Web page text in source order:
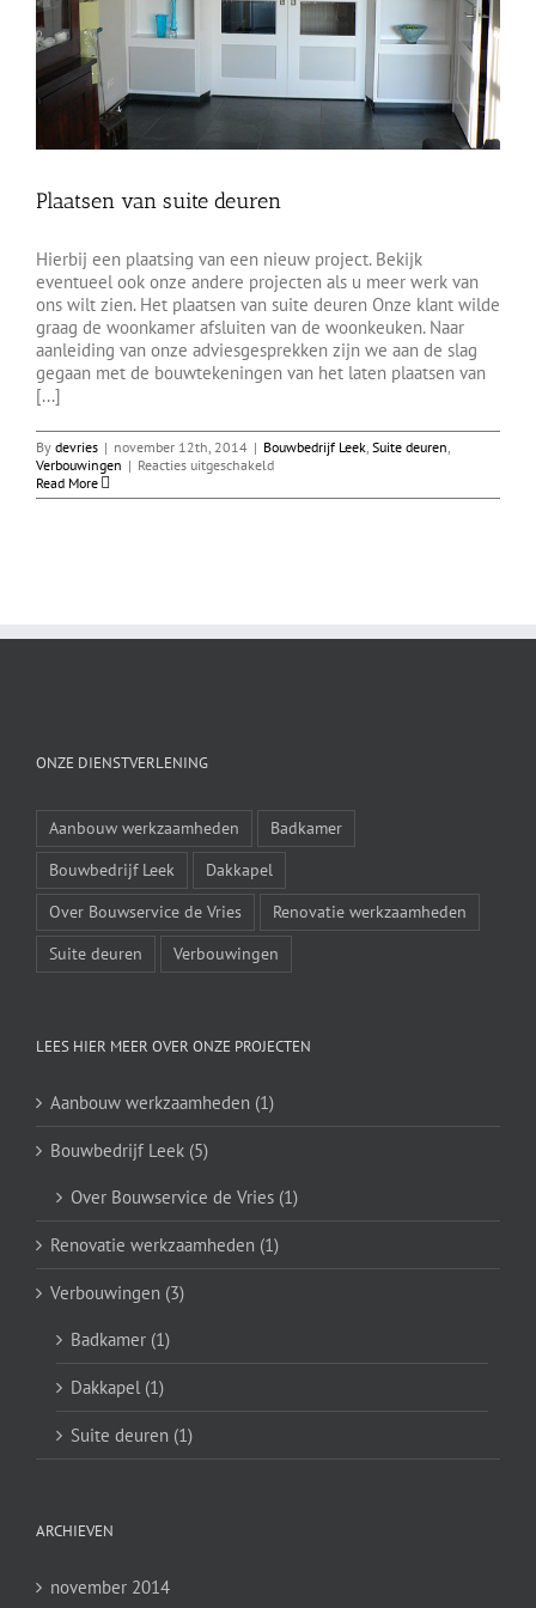
Plaatsen van suite deuren
Hierbij een plaatsing van een nieuw project. Bekijk
eventueel ook onze andere projecten als u meer werk van
ons wilt zien. Het plaatsen van suite deuren Onze klant wilde
graag de woonkamer afsluiten van de woonkeuken. Naar
aanleiding van onze adviesgesprekken zijn we aan de slag
gegaan met de bouwtekeningen van het laten plaatsen van
[...]
By devries | november 12th, 2014 | Bouwbedrijf Leek, Suite deuren,
Verbouwingen | Reacties uitgeschakeldvoor
van
Read More
ONZE DIENSTVERLENING
Aanbouw werkzaamheden
Badkamer
Bouwbedrijf Leek
Dakkapel
Over Bouwservice de Vries
Renovatie werkzaamheden
Suite deuren
Verbouwingen
LEES HIER MEER OVER ONZE PROJECTEN
Aanbouw werkzaamheden (1)
Bouwbedrijf Leek (5)
Over Bouwservice de Vries (1)
Renovatie werkzaamheden (1)
Verbouwingen (3)
Badkamer (1)
Dakkapel (1)
Suite deuren (1)
ARCHIEVEN
november 2014